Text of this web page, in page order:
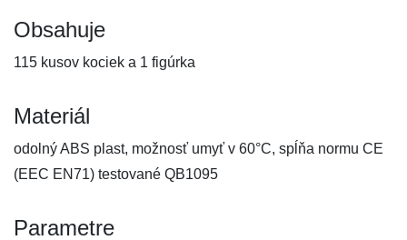
Obsahuje
115 kusov kociek a 1 figúrka
Materiál
odolný ABS plast, možnosť umyť v 60°C, spĺňa normu CE
(EEC EN71) testované QB1095
Parametre